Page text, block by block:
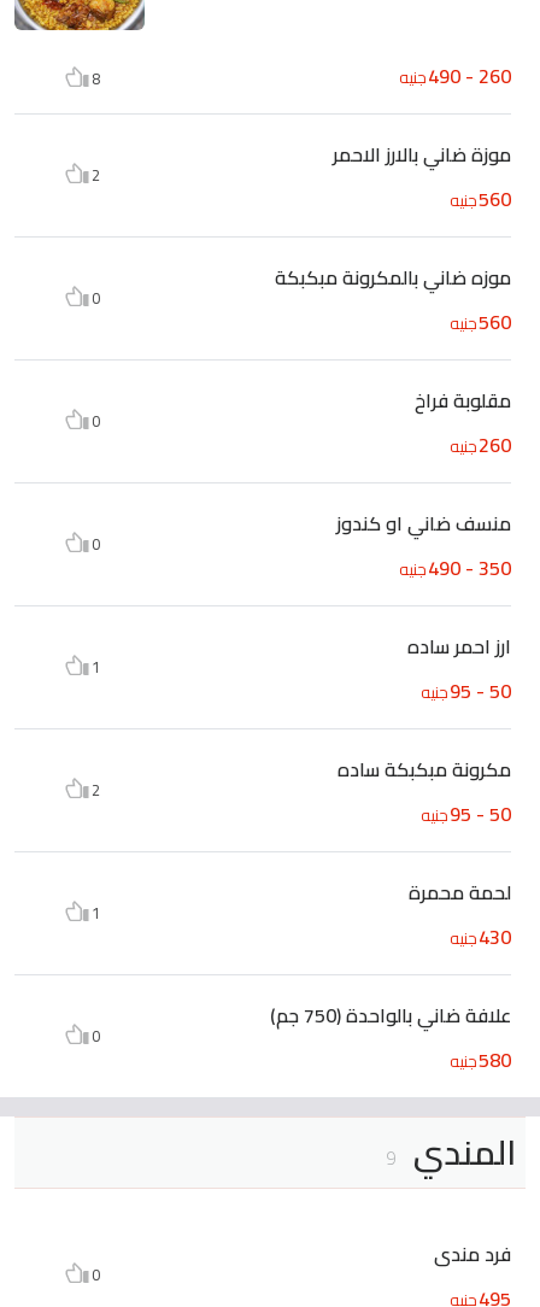
260 - 490 جنيه 8
موزة ضاني بالارز الاحمر
560جنيه
2
موزه ضاني بالمكرونة مبكبكة
560جنيه
0
مقلوبة فراخ
260جنيه
0
منسف ضاني او كندوز
350 - 490
جنيه
0
ارز احمر ساده
50 - 95
جنيه
1
مكرونة مبكبكة ساده
50 - 95
جنيه
2
لحمة محمرة
430جنيه
1
علافة ضاني بالواحدة (750 جم)
580جنيه
0
المندي 9
فرد مندى
495جنيه
0